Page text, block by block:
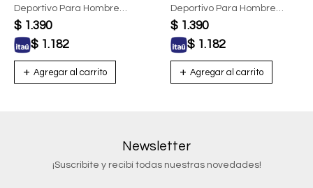
Deportivo Para Hombre
Digital Con Esfera Oro Rosa
$ 1.390
$ 1.182
Deportivo Para Hombre
Digital Negro
$ 1.390
$ 1.182
Newsletter
¡Suscribite y recibí todas nuestras novedades!